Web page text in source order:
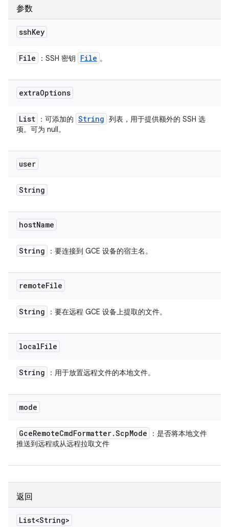
参数
sshKey
File ：SSH 密钥 File 。
extraOptions
List ：可添加的 String 列表，用于提供额外的 SSH 选
项。可为 null。
user
String
hostName
String ：要连接到 GCE 设备的宿主名。
remoteFile
String ：要在远程 GCE 设备上提取的文件。
localFile
String ：用于放置远程文件的本地文件。
mode
GceRemoteCmdFormatter.ScpMode
：是否将本地文件
推送到远程或从远程拉取文件
返回
List<String>